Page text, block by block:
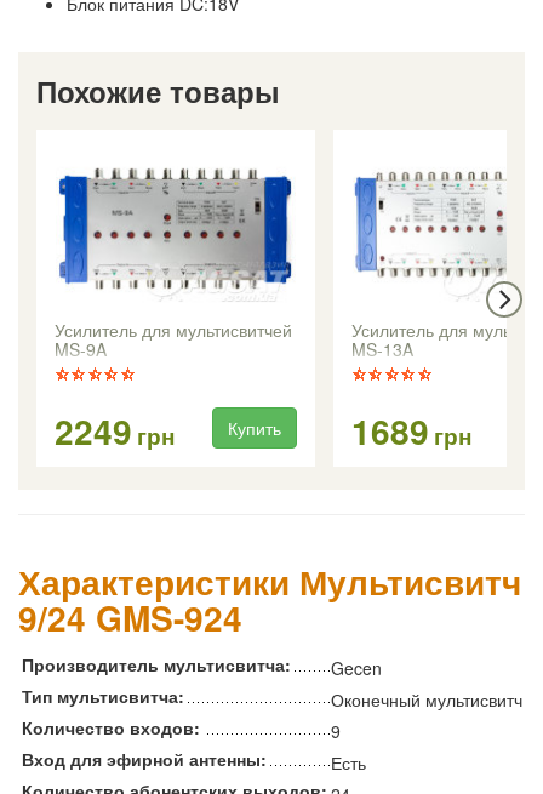
Похожие товары
Усилитель для мультисвитчей
MS-9A
2249 грн Купить
Усилитель для
MS-13A
1689 грн
Характеристики Мультисвитч
9/24 GMS-924
Производитель мультисвитча:
Gecen
Тип мультисвитча:
Оконечный мультисвитч
Количество входов:
9
Вход для эфирной антенны:
Есть